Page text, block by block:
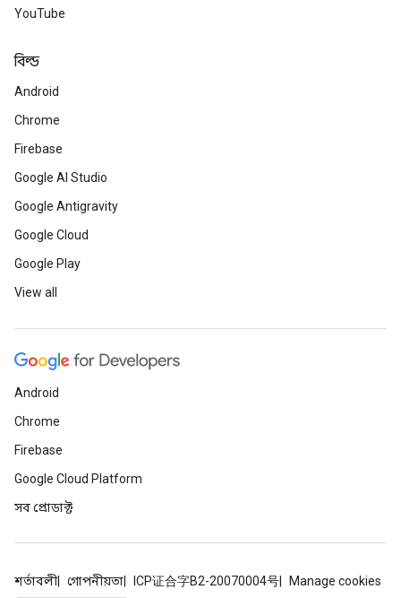
YouTube
বিল্ড
Android
Chrome
Firebase
Google AI Studio
Google Antigravity
Google Cloud
Google Play
View all
Android
Chrome
Firebase
Google Cloud Platform
সব প্রোডাক্ট
শর্তাবলী গোপনীয়তা ICP证合字B2-20070004号 Manage cookies